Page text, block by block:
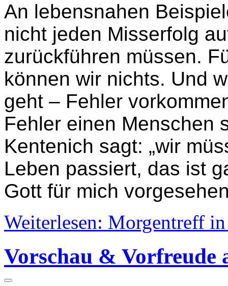
An lebensnahen
nicht jeden Misserfolg
zurückführen müssen.
können wir nichts. Und
geht – Fehler
Fehler einen Menschen
Kentenich sagt: „wir
Leben passiert, das ist
Gott für mich
Weiterlesen: Morgentreff
Vorschau & Vorfreude